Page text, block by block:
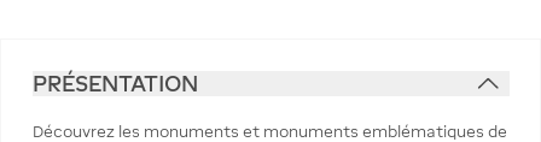
PRÉSENTATION
Découvrez les monuments et monuments emblématiques de